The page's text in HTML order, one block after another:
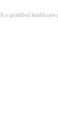
qualified